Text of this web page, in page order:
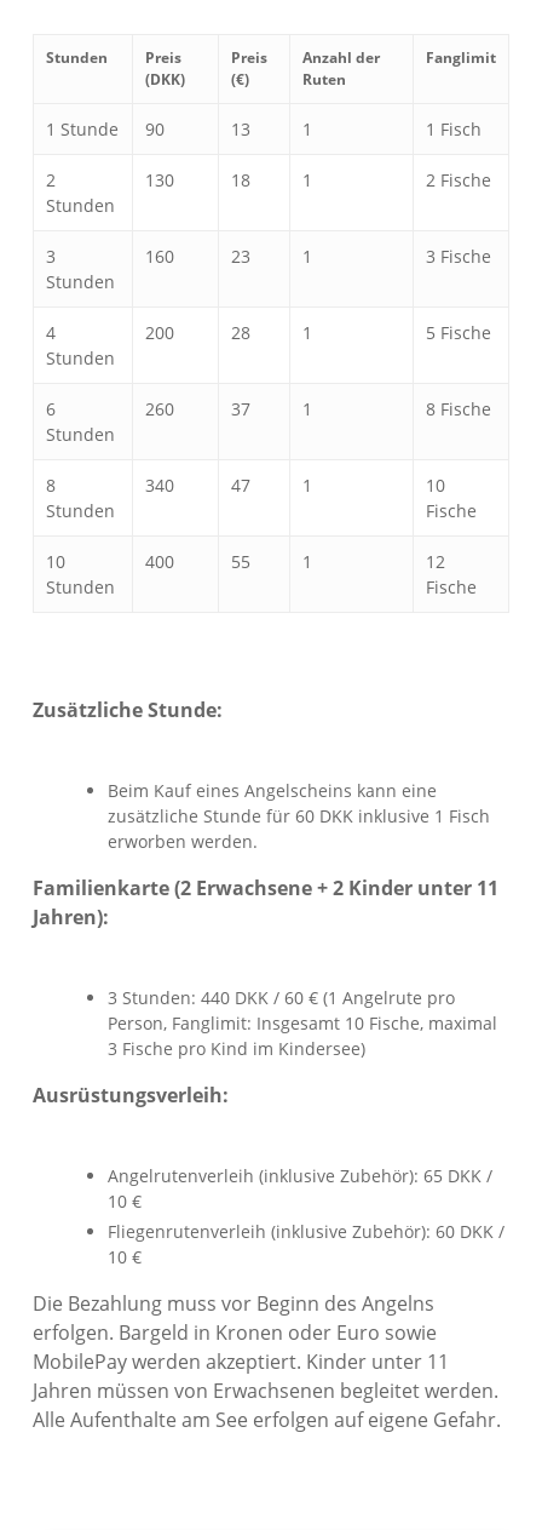
Stunden
Preis
(DKK)
Preis
(€)
Anzahl der
Ruten
Fanglimit
1 Stunde 90 13 1 1 Fisch
2
Stunden
130 18 1 2 Fische
3
Stunden
160 23 1 3 Fische
4
Stunden
200 28 1 5 Fische
6
Stunden
260 37 1 8 Fische
8
Stunden
340 47 1
10
Fische
10
Stunden
400 55 1
12
Fische
Zusätzliche Stunde:
Beim Kauf eines Angelscheins kann eine
zusätzliche Stunde für 60 DKK inklusive 1 Fisch
erworben werden.
Familienkarte (2 Erwachsene + 2 Kinder unter 11
Jahren):
3 Stunden: 440 DKK / 60 € (1 Angelrute pro
Person, Fanglimit: Insgesamt 10 Fische, maximal
3 Fische pro Kind im Kindersee)
Ausrüstungsverleih:
Angelrutenverleih (inklusive Zubehör): 65 DKK /
10 €
Fliegenrutenverleih (inklusive Zubehör): 60 DKK /
10 €
Die Bezahlung muss vor Beginn des Angelns
erfolgen. Bargeld in Kronen oder Euro sowie
MobilePay werden akzeptiert. Kinder unter 11
Jahren müssen von Erwachsenen begleitet werden.
Alle Aufenthalte am See erfolgen auf eigene Gefahr.